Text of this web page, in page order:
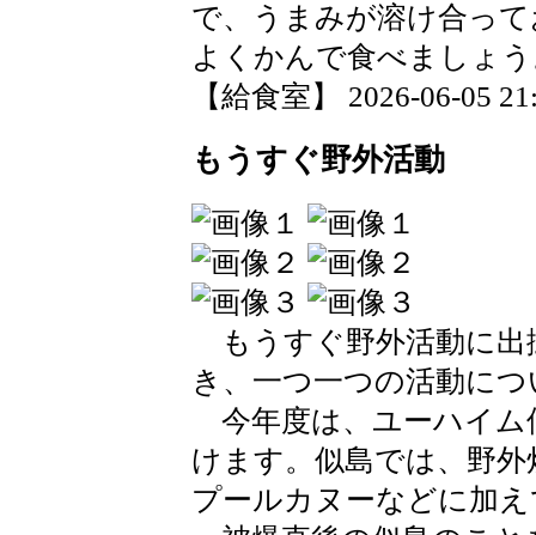
で、うまみが溶け合っ
よくかんで食べましょ
【給食室】 2026-06-05
もうすぐ野外活動
もうすぐ野外活動に出
き、一つ一つの活動に
今年度は、ユーハイム
けます。似島では、野
プールカヌーなどに加